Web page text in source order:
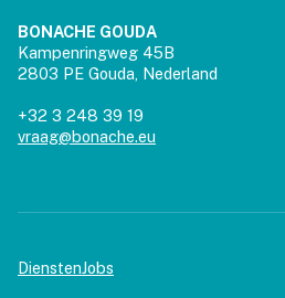
BONACHE GOUDA
Kampenringweg 45B
2803 PE Gouda, Nederland
+32 3 248 39 19
vraag@bonache.eu
DienstenJobs